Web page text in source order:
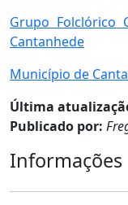
Grupo Folclórico
Cantanhede
Município de
Última
Publicado por:
Informações